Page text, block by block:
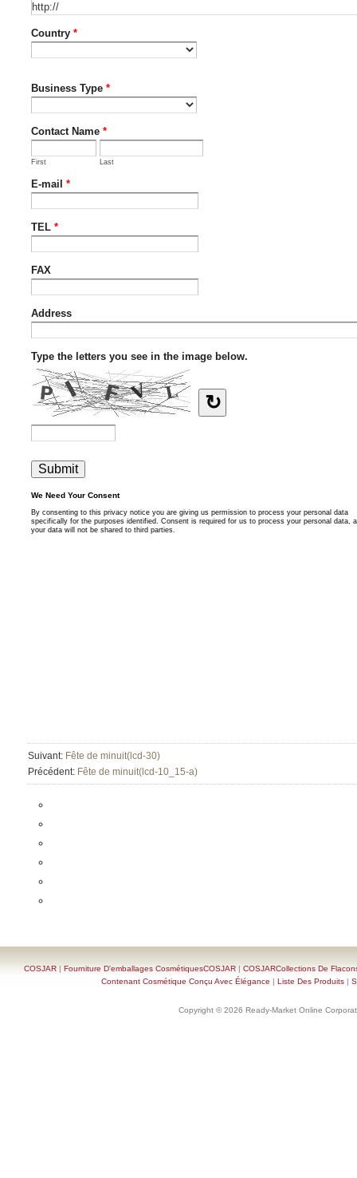
Suivant: Fête de minuit(lcd-30)
Précédent: Fête de minuit(lcd-10_15-a)
COSJAR | Fourniture D'emballages CosmétiquesCOSJAR | COSJARCollections De
Contenant Cosmétique Conçu Avec Élégance | Liste Des Produits |
Copyright © 2026 Ready-Market Online